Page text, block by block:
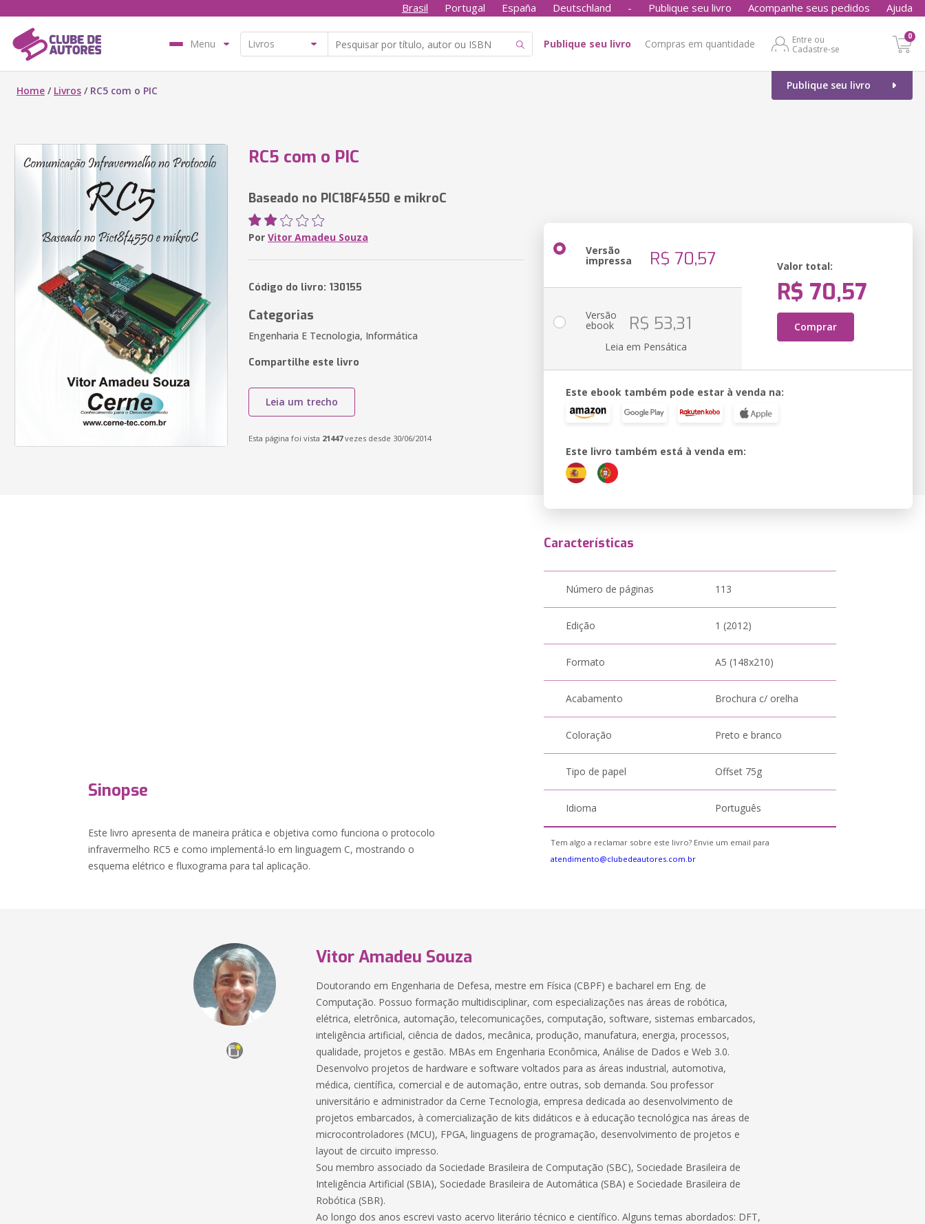
Brasil Portugal España Deutschland - Publique seu livro Acompanhe seus pedidos Ajuda
Menu Publique seu livro Compras em quantidade
Entre ou
Cadastre-se
0
Publique seu livro
Home / Livros / RC5 com o PIC
RC5 com o PIC
Baseado no PIC18F4550 e mikroC
Por Vitor Amadeu Souza
Código do livro: 130155
Categorias
Engenharia E Tecnologia, Informática
Compartilhe este livro
Leia um trecho
Esta página foi vista 21447vezes desde 30/06/2014
Versão
impressa R$ 70,57 Valor total:
R$ 70,57
Comprar
Versão
ebook R$ 53,31
Leia em Pensática
Este ebook também pode estar à venda na:
Este livro também está à venda em:
Sinopse
Este livro apresenta de maneira prática e objetiva como funciona o protocolo
infravermelho RC5 e como implementá-lo em linguagem C, mostrando o
esquema elétrico e fluxograma para tal aplicação.
Características
Número de páginas 113
Edição 1 (2012)
Formato A5 (148x210)
Acabamento Brochura c/ orelha
Coloração Preto e branco
Tipo de papel Offset 75g
Idioma Português
Tem algo a reclamar sobre este livro? Envie um email para
atendimento@clubedeautores.com.br
Vitor Amadeu Souza
Doutorando em Engenharia de Defesa, mestre em Física (CBPF) e bacharel em Eng. de
Computação. Possuo formação multidisciplinar, com especializações nas áreas de robótica,
elétrica, eletrônica, automação, telecomunicações, computação, software, sistemas embarcados,
inteligência artificial, ciência de dados, mecânica, produção, manufatura, energia, processos,
qualidade, projetos e gestão. MBAs em Engenharia Econômica, Análise de Dados e Web 3.0.
Desenvolvo projetos de hardware e software voltados para as áreas industrial, automotiva,
médica, científica, comercial e de automação, entre outras, sob demanda. Sou professor
universitário e administrador da Cerne Tecnologia, empresa dedicada ao desenvolvimento de
projetos embarcados, à comercialização de kits didáticos e à educação tecnológica nas áreas de
microcontroladores (MCU), FPGA, linguagens de programação, desenvolvimento de projetos e
layout de circuito impresso.
Sou membro associado da Sociedade Brasileira de Computação (SBC), Sociedade Brasileira de
Inteligência Artificial (SBIA), Sociedade Brasileira de Automática (SBA) e Sociedade Brasileira de
Robótica (SBR).
Ao longo dos anos escrevi vasto acervo literário técnico e científico. Alguns temas abordados: DFT,